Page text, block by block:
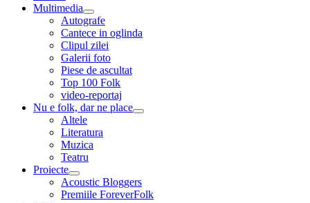
Multimedia
expand
child
menu
Autografe
Cantece in oglinda
Clipul zilei
Galerii foto
Piese de ascultat
Top 100 Folk
video-reportaj
Nu e folk, dar ne place
expand
Altele
Literatura
Muzica
Teatru
Proiecte
expand
child
menu
Acoustic Bloggers
Premiile ForeverFolk